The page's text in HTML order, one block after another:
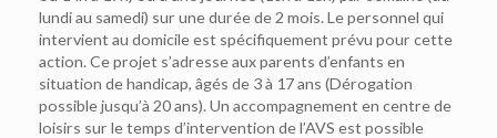
lundi au samedi) sur une durée de 2 mois. Le personnel qui
intervient au domicile est spécifiquement prévu pour cette
action. Ce projet s’adresse aux parents d’enfants en
situation de handicap, âgés de 3 à 17 ans (Dérogation
possible jusqu’à 20 ans). Un accompagnement en centre de
loisirs sur le temps d’intervention de l’AVS est possible